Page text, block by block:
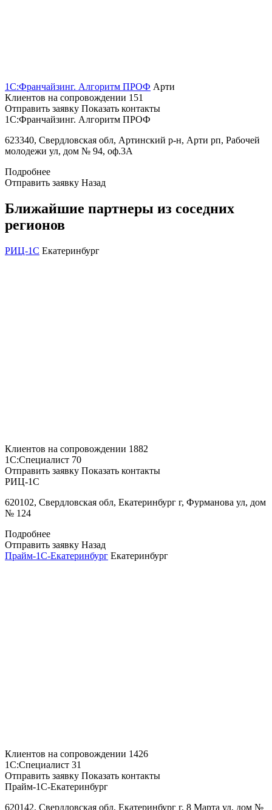
1С:Франчайзинг. Алгоритм ПРОФ Арти
Клиентов на сопровождении 151
Отправить заявку Показать контакты
1С:Франчайзинг. Алгоритм ПРОФ
623340, Свердловская обл, Артинский р-н, Арти рп, Рабочей
молодежи ул, дом № 94, оф.3А
Подробнее
Отправить заявку Назад
Ближайшие партнеры из соседних
регионов
РИЦ-1С Екатеринбург
Клиентов на сопровождении 1882
1С:Специалист 70
Отправить заявку Показать контакты
РИЦ-1С
620102, Свердловская обл, Екатеринбург г, Фурманова ул, дом
№ 124
Подробнее
Отправить заявку Назад
Прайм-1С-Екатеринбург Екатеринбург
Клиентов на сопровождении 1426
1С:Специалист 31
Отправить заявку Показать контакты
Прайм-1С-Екатеринбург
620142, Свердловская обл, Екатеринбург г, 8 Марта ул, дом №